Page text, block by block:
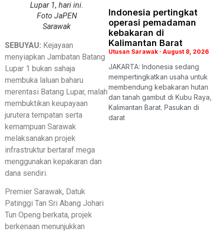
Lupar 1, hari ini.
Foto JaPEN
Sarawak
SEBUYAU: Kejayaan
menyiapkan Jambatan Batang
Lupar 1 bukan sahaja
membuka laluan baharu
merentasi Batang Lupar, malah
membuktikan keupayaan
jurutera tempatan serta
kemampuan Sarawak
melaksanakan projek
infrastruktur bertaraf mega
menggunakan kepakaran dan
dana sendiri.
Premier Sarawak, Datuk
Patinggi Tan Sri Abang Johari
Tun Openg berkata, projek
berkenaan menunjukkan
Indonesia pertingkat
operasi pemadaman
kebakaran di
Kalimantan Barat
Utusan Sarawak August 8, 2026
JAKARTA: Indonesia sedang
mempertingkatkan usaha untuk
membendung kebakaran hutan
dan tanah gambut di Kubu Raya,
Kalimantan Barat. Pasukan di
darat